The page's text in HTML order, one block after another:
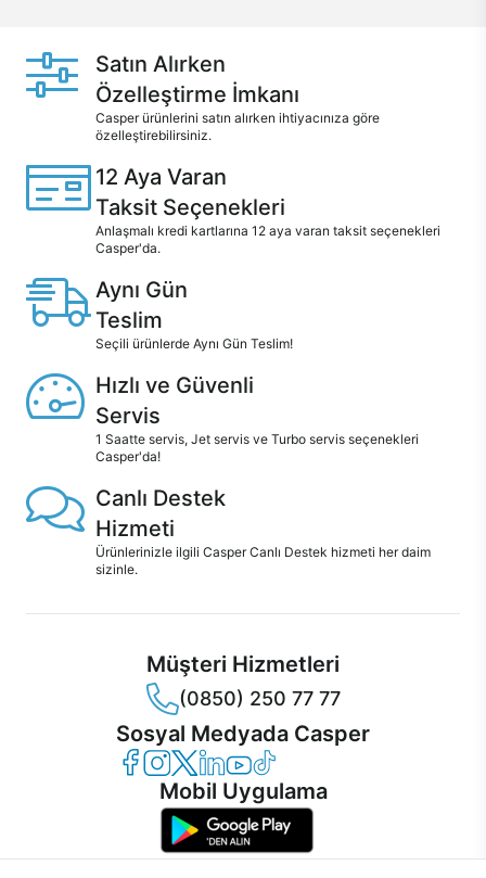
Satın Alırken
Özelleştirme İmkanı
Casper ürünlerini satın alırken ihtiyacınıza göre
özelleştirebilirsiniz.
12 Aya Varan
Taksit Seçenekleri
Anlaşmalı kredi kartlarına 12 aya varan taksit seçenekleri
Casper'da.
Aynı Gün
Teslim
Seçili ürünlerde Aynı Gün Teslim!
Hızlı ve Güvenli
Servis
1 Saatte servis, Jet servis ve Turbo servis seçenekleri
Casper'da!
Canlı Destek
Hizmeti
Ürünlerinizle ilgili Casper Canlı Destek hizmeti her daim
sizinle.
Müşteri Hizmetleri
(0850) 250 77 77
Sosyal Medyada Casper
Casper Facebook
Casper Instagram
Casper Twitter
Casper LinkedIn
Casper YouTube
Casper TikTok
Mobil Uygulama